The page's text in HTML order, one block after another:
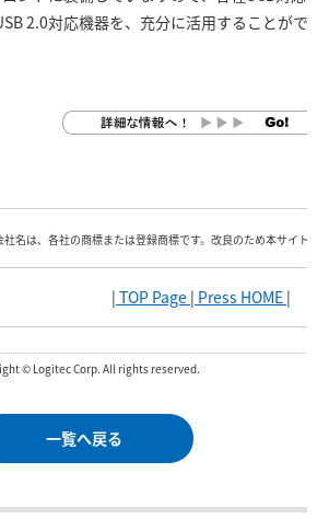
2.0対応機器を、充分に活用することができ
名は、各社の商標または登録商標です。改良のため本サイト内
| TOP Page | Press HOME |
© Logitec Corp. All rights reserved.
一覧へ戻る